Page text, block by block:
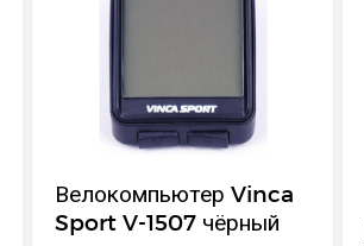
Велокомпьютер Vinca
Sport V-1507 чёрный